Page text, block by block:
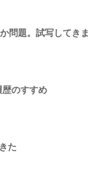
問題。試写してきま
のすすめ
た